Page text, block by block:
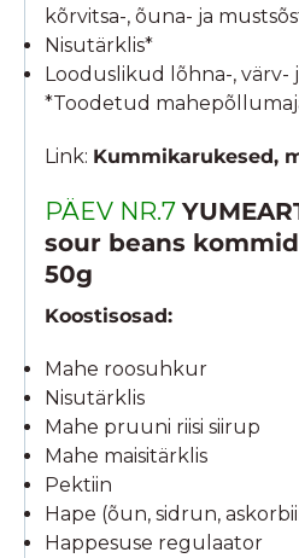
kõrvitsa-, õuna- ja
Nisutärklis*
Looduslikud lõhna-, värv-
*Toodetud
Link: Kummikarukesed,
PÄEV NR.7
sour beans
50g
Koostisosad:
Mahe roosuhkur
Nisutärklis
Mahe pruuni riisi siirup
Mahe maisitärklis
Pektiin
Hape (õun, sidrun,
Happesuse regulaator